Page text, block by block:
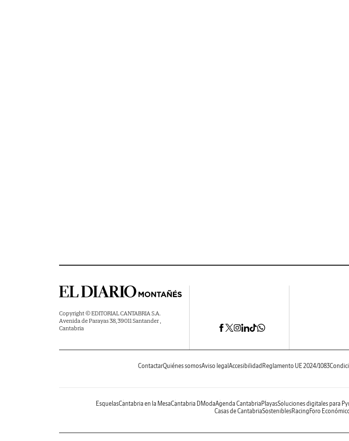
Copyright © EDITORIAL CANTABRIA S.A.
Avenida de Parayas 38, 39011 Santander ,
Cantabria
ContactarQuiénes somosAviso legal Accesibilidad Reglamento UE 2024/1083
EsquelasCantabria en la MesaCantabria DModaAgenda Cantabria PlayasSoluciones digitales para
Casas de CantabriaSosteniblesRacing Foro